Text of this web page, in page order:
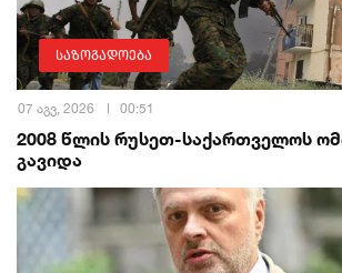
საზოგადოება
07 აგვ, 2026 00:51
2008 წლის რუსეთ-საქართველოს
გავიდა